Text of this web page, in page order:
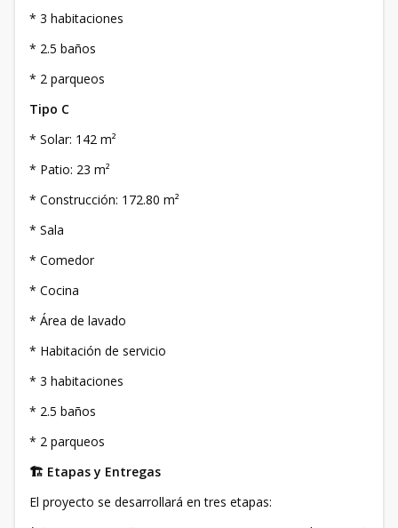
* 3 habitaciones
* 2.5 baños
* 2 parqueos
Tipo C
* Solar: 142 m²
* Patio: 23 m²
* Construcción: 172.80 m²
* Sala
* Comedor
* Cocina
* Área de lavado
* Habitación de servicio
* 3 habitaciones
* 2.5 baños
* 2 parqueos
🏗️ Etapas y Entregas
El proyecto se desarrollará en tres etapas: